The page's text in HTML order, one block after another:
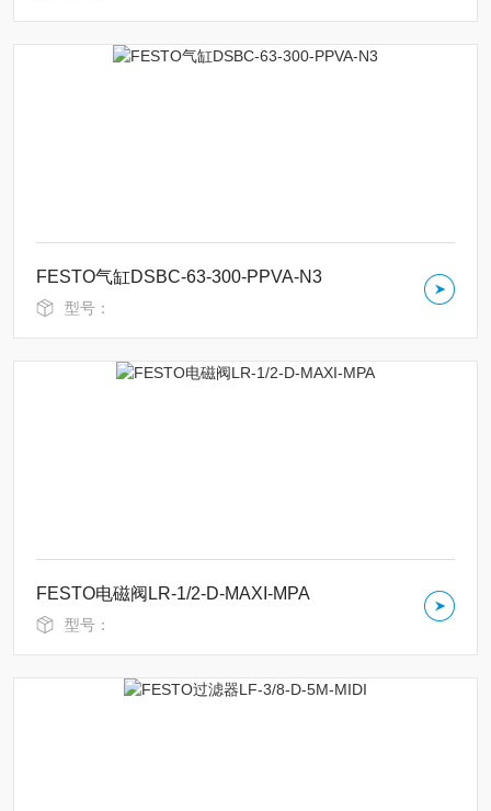
FESTO气缸DSBC-63-300-PPVA-N3
型号：
FESTO电磁阀LR-1/2-D-MAXI-MPA
型号：